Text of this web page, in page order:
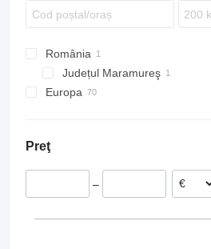
LK
O-series
SK
Sprinter
Viano
Midlum
T-series
FL
FMX
N-series
VNL
România
Județul Maramureş
Europa
Polonia
Ungaria
Preţ
–